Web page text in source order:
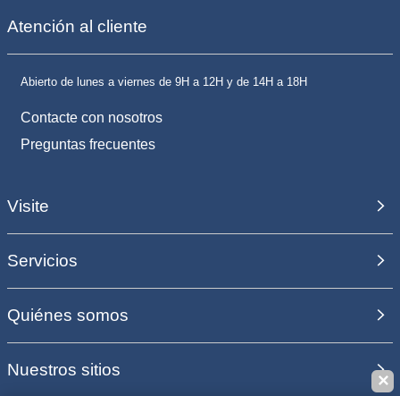
Atención al cliente
Abierto de lunes a viernes de 9H a 12H y de 14H a 18H
Contacte con nosotros
Preguntas frecuentes
Visite
Servicios
Quiénes somos
Nuestros sitios
✕